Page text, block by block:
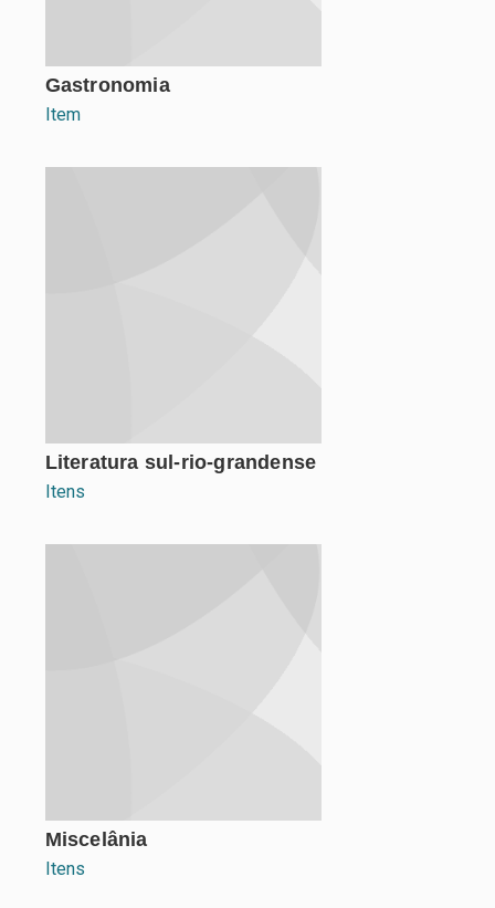
Gastronomia
Item
Literatura sul-rio-grandense
Itens
Miscelânia
Itens